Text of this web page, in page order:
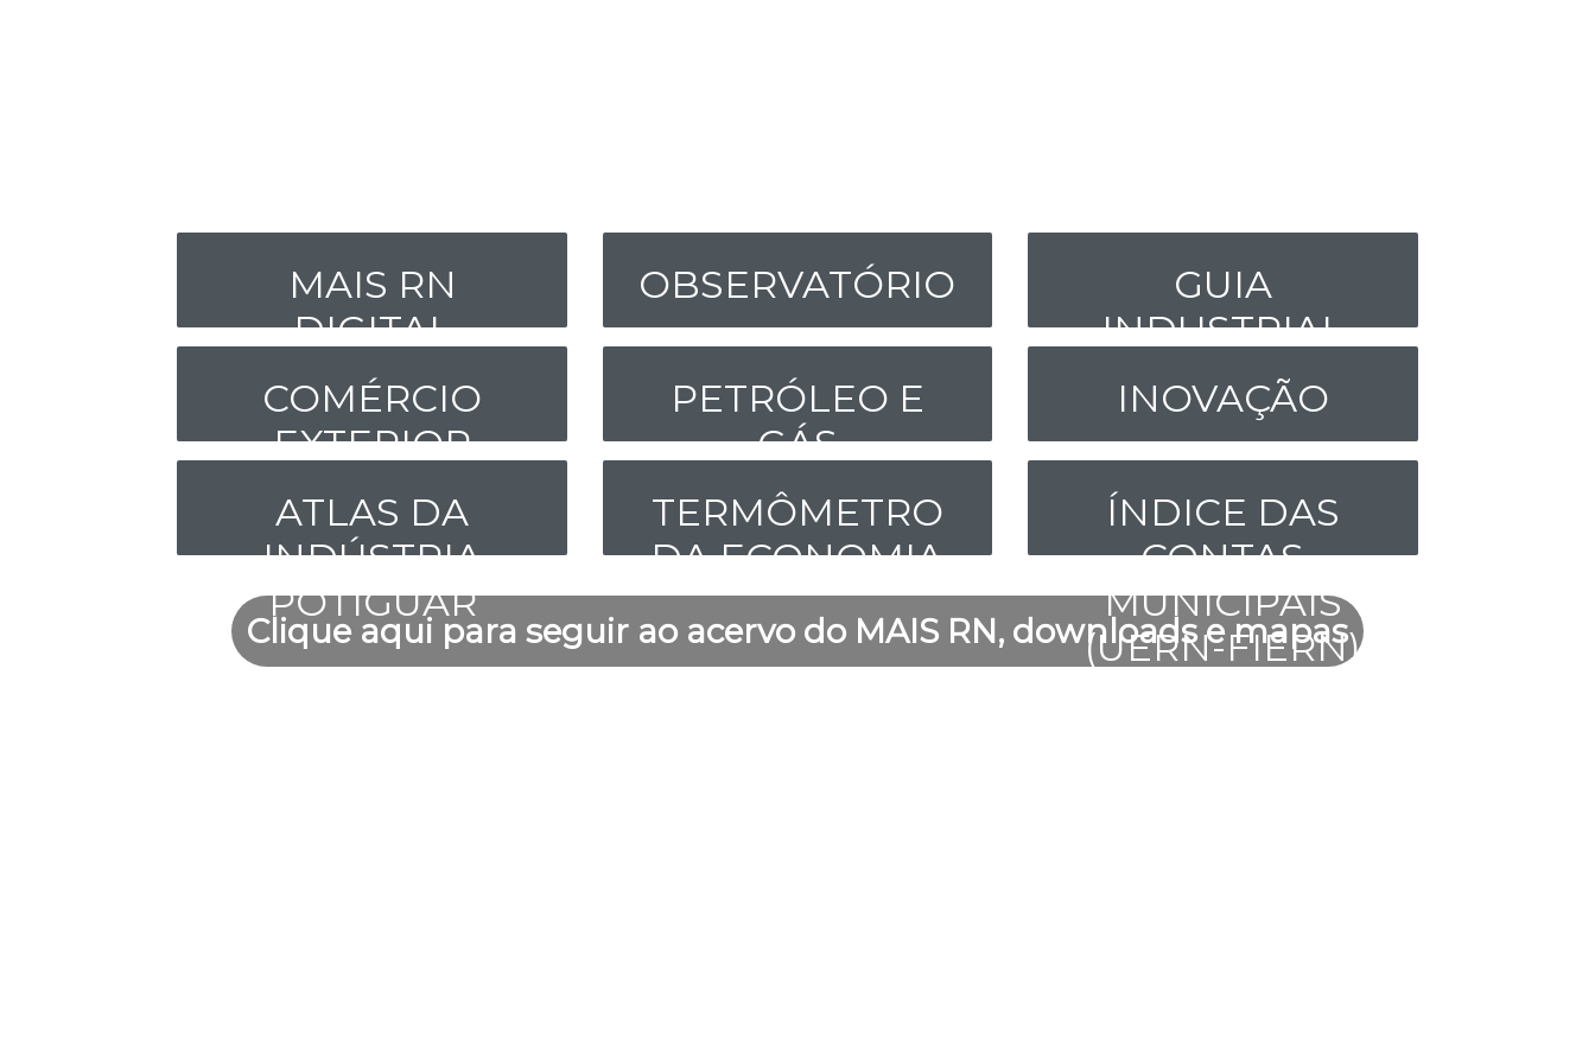
MAIS RN
DIGITAL
OBSERVATÓRIO
GUIA
INDUSTRIAL
COMÉRCIO
EXTERIOR
PETRÓLEO E
GÁS
INOVAÇÃO
ATLAS DA
INDÚSTRIA
POTIGUAR
TERMÔMETRO
DA ECONOMIA
ÍNDICE DAS
CONTAS
MUNICIPAIS
(UERN-FIERN)
Clique aqui para seguir ao acervo do MAIS RN, downloads e mapas